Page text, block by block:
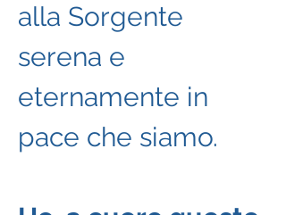
alla Sorgente
serena e
eternamente in
pace che siamo.